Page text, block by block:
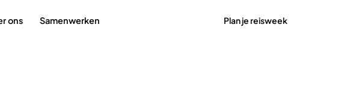
ons Samenwerken Plan je reisweek